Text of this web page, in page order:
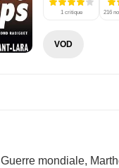
1 critique 216
VOD
mondiale,